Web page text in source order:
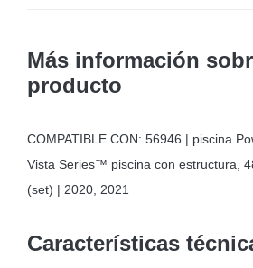
107
cm
Más información
producto
COMPATIBLE CON: 56946 | piscina
Vista Series™ piscina con estructura,
(set) | 2020, 2021
Características